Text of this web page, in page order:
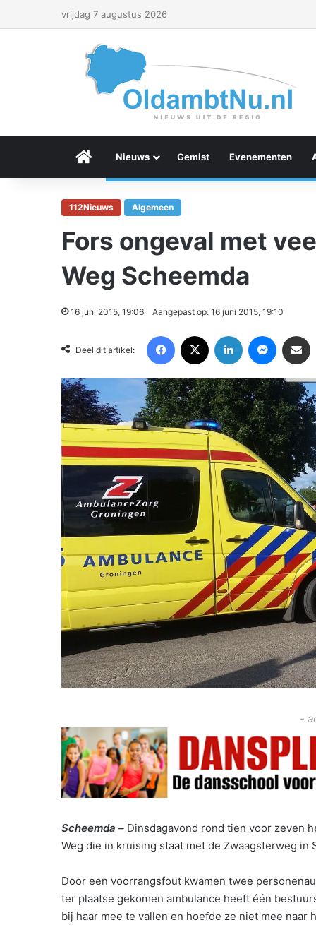
vrijdag 7 augustus 2026
Menu Item
Nieuws Gemist Evenementen
112Nieuws Algemeen
Fors ongeval met
Weg Scheemda
16 juni 2015, 19:06 Aangepast op: 16 juni 2015, 19:10
Deel dit artikel:
-
Scheemda – Dinsdagavond rond tien voor zeven
Weg die in kruising staat met de Zwaagsterweg in
Door een voorrangsfout kwamen twee
ter plaatse gekomen ambulance heeft één
bij haar mee te vallen en hoefde ze niet mee naar